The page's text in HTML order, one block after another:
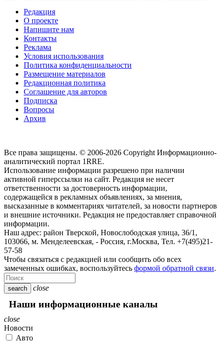
Редакция
О проекте
Напишите нам
Контакты
Реклама
Условия использования
Политика конфиденциальности
Размещение материалов
Редакционная политика
Соглашение для авторов
Подписка
Вопросы
Архив
Все права защищены. © 2006-2026 Copyright Информационно-
аналитический портал 1RRE.
Использование информации разрешено при наличии
активной гиперссылки на сайт. Редакция не несет
ответственности за достоверность информации,
содержащейся в рекламных объявлениях, за мнения,
высказанные в комментариях читателей, за новости партнеров
и внешние источники. Редакция не предоставляет справочной
информации.
Наш адрес: район Тверской, Новослободская улица, 36/1 ,
103066, м. Менделеевская, - Россия, г.Москва, Тел. +7(495)21-
57-58
Чтобы связаться с редакцией или сообщить обо всех
замеченных ошибках, воспользуйтесь формой обратной связи.
search close
Наши информационные каналы
close
Новости
Авто